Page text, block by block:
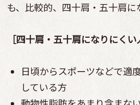
も、比較的、四十肩・五十肩に
［四十肩・五十肩になりにくい
日頃からスポーツなどで適
している方